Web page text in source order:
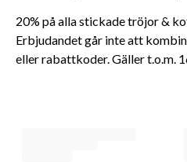
20% på alla stickade tröjor &
Erbjudandet går inte att
eller rabattkoder. Gäller t.o.m.